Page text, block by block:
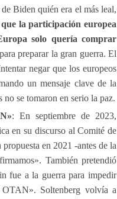
Biden quién era el más leal,
la participación europea
solo quería comprar
para preparar la gran guerra. El
negar que los europeos
un mensaje clave de la
se tomaron en serio la paz.
: En septiembre de 2023,
en su discurso al Comité de
en 2021 -antes de la
También pretendió
fue a la guerra para impedir
Soltenberg volvía a